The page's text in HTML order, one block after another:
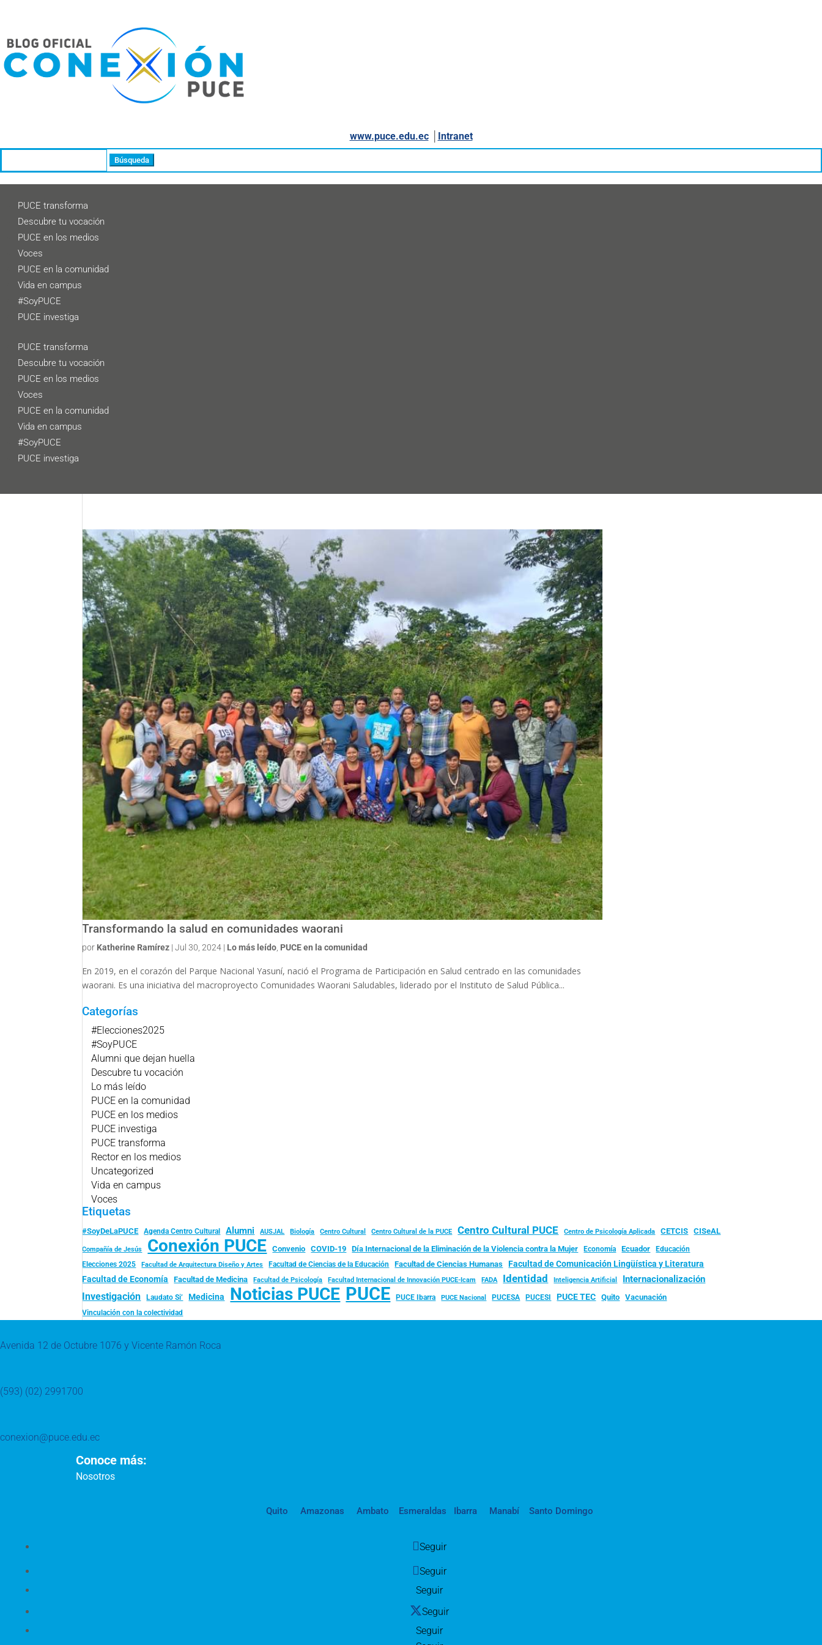
www.puce.edu.ec│ Intranet
PUCE transforma
Descubre tu vocación
PUCE en los medios
Voces
PUCE en la comunidad
Vida en campus
#SoyPUCE
PUCE investiga
PUCE transforma
Descubre tu vocación
PUCE en los medios
Voces
PUCE en la comunidad
Vida en campus
#SoyPUCE
PUCE investiga
Transformando la salud en comunidades waorani
por Katherine Ramírez |Jul 30, 2024 | Lo más leído PUCE en la comunidad
En 2019, en el corazón del Parque Nacional Yasuní, nació el Programa de Participación en Salud centrado en las comunidades
waorani. Es una iniciativa del macroproyecto Comunidades Waorani Saludables, liderado por el Instituto de Salud Pública...
Categorías
#Elecciones2025
#SoyPUCE
Alumni que dejan huella
Descubre tu vocación
Lo más leído
PUCE en la comunidad
PUCE en los medios
PUCE investiga
PUCE transforma
Rector en los medios
Uncategorized
Vida en campus
Voces
Etiquetas
#SoyDeLaPUCE Agenda Centro Cultural Alumni AUSJAL Biología Centro Cultural Centro Cultural de la PUCE Centro Cultural PUCE Centro de Psicología Aplicada CETCIS CISeAL
Compañía de Jesús Conexión PUCE Convenio COVID-19 Día Internacional de la Eliminación de la Violencia contra la Mujer Economía Ecuador
Educación
Elecciones 2025
Facultad de Arquitectura Diseño y Artes Facultad de Ciencias de la Educación Facultad de Ciencias Humanas Facultad de Comunicación Lingüística y Literatura
Facultad de Economía Facultad de Medicina Facultad de Psicología Facultad Internacional de Innovación PUCE-Icam FADA Identidad Inteligencia Artificial Internacionalización
Investigación Laudato Si’ Medicina Noticias PUCE PUCE PUCE Ibarra PUCE Nacional PUCESA PUCESI PUCE TEC Quito Vacunación
Vinculación con la colectividad
Avenida 12 de Octubre 1076 y Vicente Ramón Roca
(593) (02) 2991700
conexion@puce.edu.ec
Conoce más:
Nosotros
Quito Amazonas Ambato Esmeraldas Ibarra Manabí Santo Domingo
Seguir
Seguir
Seguir
Seguir
Seguir